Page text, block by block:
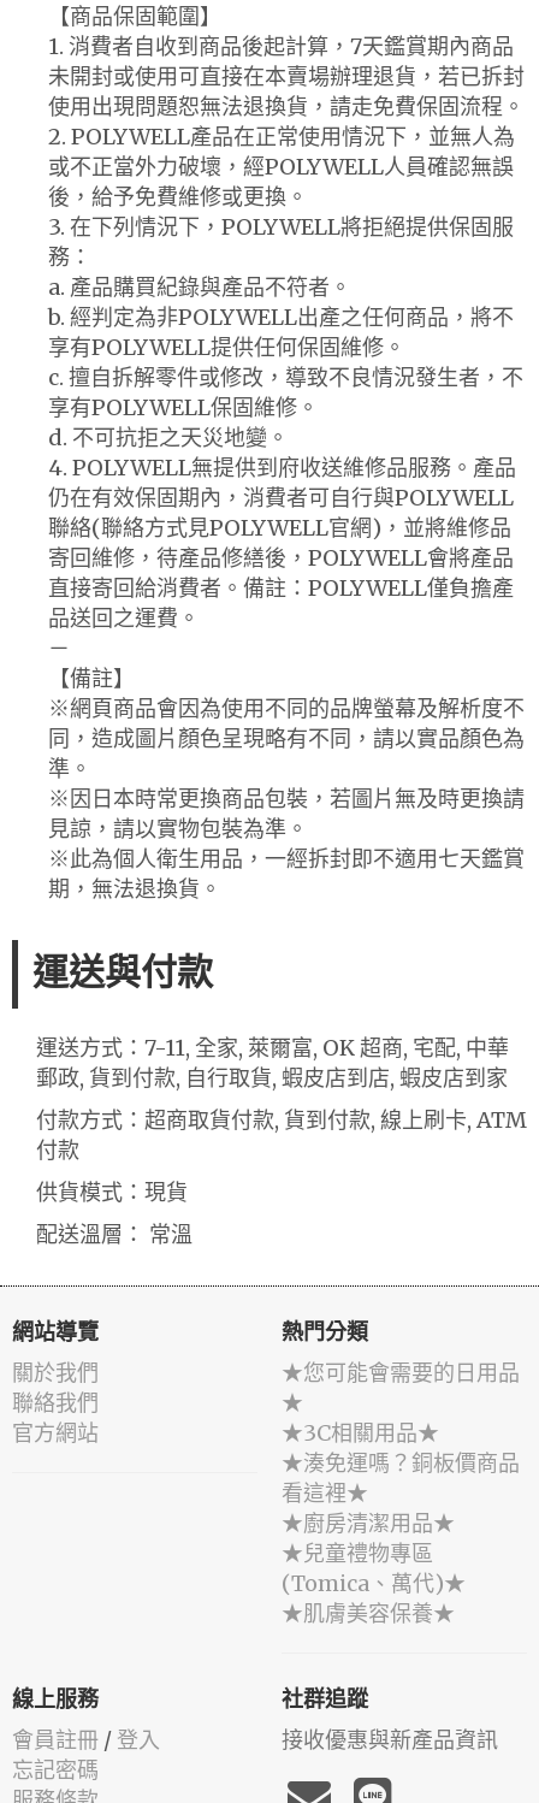
【商品保固範圍】
1. 消費者自收到商品後起計算，7天鑑賞期內商品
未開封或使用可直接在本賣場辦理退貨，若已拆封
使用出現問題恕無法退換貨，請走免費保固流程。
2. POLYWELL產品在正常使用情況下，並無人為
或不正當外力破壞，經POLYWELL人員確認無誤
後，給予免費維修或更換。
3. 在下列情況下，POLYWELL將拒絕提供保固服
務：
a. 產品購買紀錄與產品不符者。
b. 經判定為非POLYWELL出產之任何商品，將不
享有POLYWELL提供任何保固維修。
c. 擅自拆解零件或修改，導致不良情況發生者，不
享有POLYWELL保固維修。
d. 不可抗拒之天災地變。
4. POLYWELL無提供到府收送維修品服務。產品
仍在有效保固期內，消費者可自行與POLYWELL
聯絡(聯絡方式見POLYWELL官網)，並將維修品
寄回維修，待產品修繕後，POLYWELL會將產品
直接寄回給消費者。備註：POLYWELL僅負擔產
品送回之運費。
－
【備註】
※網頁商品會因為使用不同的品牌螢幕及解析度不
同，造成圖片顏色呈現略有不同，請以實品顏色為
準。
※因日本時常更換商品包裝，若圖片無及時更換請
見諒，請以實物包裝為準。
※此為個人衛生用品，一經拆封即不適用七天鑑賞
期，無法退換貨。
運送與付款
運送方式：7-11, 全家, 萊爾富, OK 超商, 宅配, 中華
郵政, 貨到付款, 自行取貨, 蝦皮店到店, 蝦皮店到家
付款方式：超商取貨付款, 貨到付款, 線上刷卡, ATM
付款
供貨模式：現貨
配送溫層： 常溫
網站導覽
關於我們
聯絡我們
官方網站
熱門分類
★您可能會需要的日用品
★
★3C相關用品★
★湊免運嗎？銅板價商品
看這裡★
★廚房清潔用品★
★兒童禮物專區
(Tomica、萬代)★
★肌膚美容保養★
線上服務
會員註冊 / 登入
忘記密碼
社群追蹤
接收優惠與新產品資訊